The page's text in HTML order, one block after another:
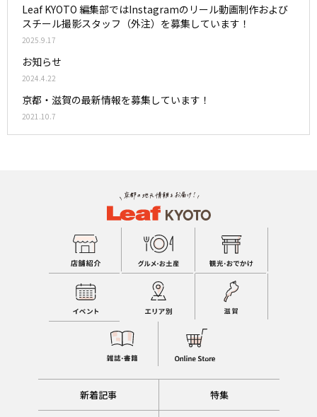
Leaf KYOTO 編集部ではInstagramのリール動画制作および
スチール撮影スタッフ（外注）を募集しています！
2025.9.17
お知らせ
2024.4.22
京都・滋賀の最新情報を募集しています！
2021.10.7
新着記事 特集